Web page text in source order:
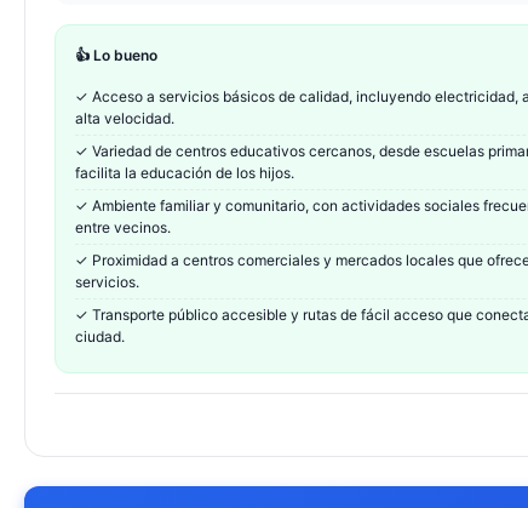
👍 Lo bueno
✓ Acceso a servicios básicos de calidad, incluyendo electricidad,
alta velocidad.
✓ Variedad de centros educativos cercanos, desde escuelas
facilita la educación de los hijos.
✓ Ambiente familiar y comunitario, con actividades sociales
entre vecinos.
✓ Proximidad a centros comerciales y mercados locales que
servicios.
✓ Transporte público accesible y rutas de fácil acceso que
ciudad.